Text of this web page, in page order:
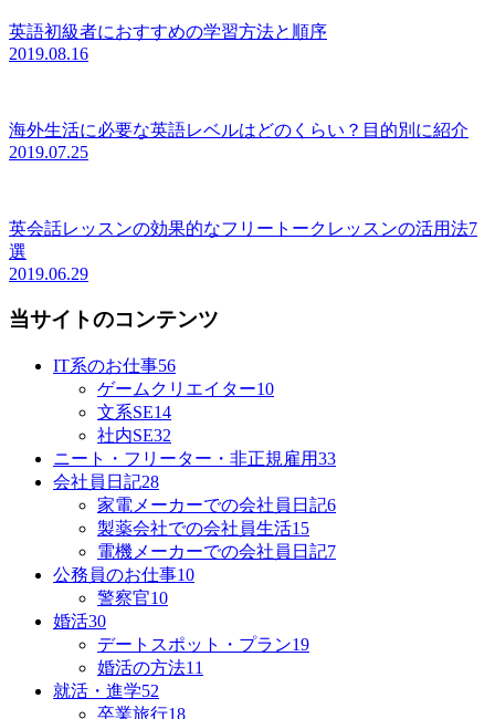
英語初級者におすすめの学習方法と順序
2019.08.16
海外生活に必要な英語レベルはどのくらい？目的別に紹介
2019.07.25
英会話レッスンの効果的なフリートークレッスンの活用法7
選
2019.06.29
当サイトのコンテンツ
IT系のお仕事56
ゲームクリエイター10
文系SE14
社内SE32
ニート・フリーター・非正規雇用33
会社員日記28
家電メーカーでの会社員日記6
製薬会社での会社員生活15
電機メーカーでの会社員日記7
公務員のお仕事10
警察官10
婚活30
デートスポット・プラン19
婚活の方法11
就活・進学52
卒業旅行18